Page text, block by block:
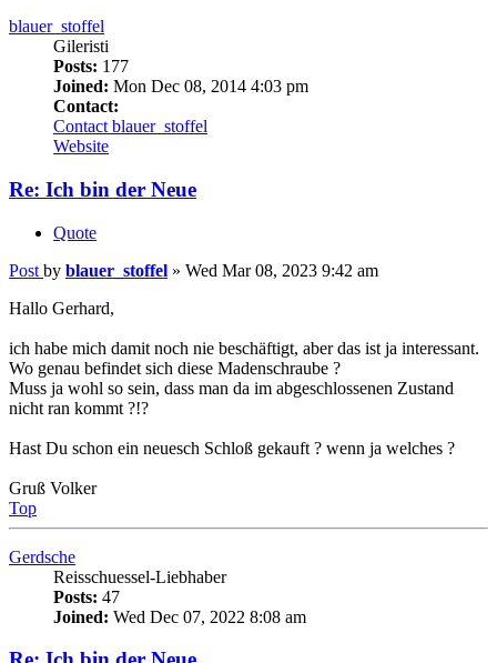
Joined:
Contact:
Contact blauer_stoffel
Website
Re: Ich bin der Neue
Quote
Wo genau befindet sich diese Madenschraube ?
nicht ran kommt ?!?
Hast Du schon ein neuesch Schloß gekauft ? wenn ja welches ?
Top
Gerdsche
Reisschuessel-Liebhaber
Joined:
Re: Ich bin der Neue
Quote